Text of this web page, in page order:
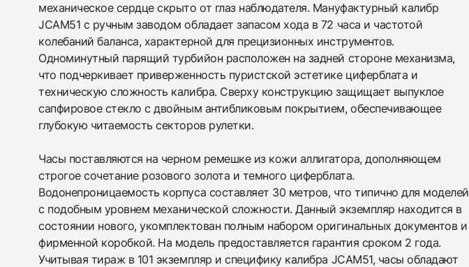
механическое сердце скрыто от глаз наблюдателя. Мануфактурный калибр
JCAM51 с ручным заводом обладает запасом хода в 72 часа и частотой
колебаний баланса, характерной для прецизионных инструментов.
Одноминутный парящий турбийон расположен на задней стороне механизма,
что подчеркивает приверженность пуристской эстетике циферблата и
техническую сложность калибра. Сверху конструкцию защищает выпуклое
сапфировое стекло с двойным антибликовым покрытием, обеспечивающее
глубокую читаемость секторов рулетки.
Часы поставляются на черном ремешке из кожи аллигатора, дополняющем
строгое сочетание розового золота и темного циферблата.
Водонепроницаемость корпуса составляет 30 метров, что типично для моделей
с подобным уровнем механической сложности. Данный экземпляр находится в
состоянии нового, укомплектован полным набором оригинальных документов и
фирменной коробкой. На модель предоставляется гарантия сроком 2 года.
Учитывая тираж в 101 экземпляр и специфику калибра JCAM51, часы обладают
Отправить заявку
Отправить заявку